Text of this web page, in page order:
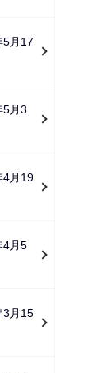
月17
月3
月19
4月5
月15